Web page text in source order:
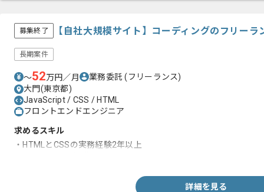
募集終了 【自社大規模サイト】コーディングのフリーラ
長期案件
〜52万円／月 業務委託(フリーランス)
大門(東京都)
JavaScript / CSS / HTML
フロントエンドエンジニア
求めるスキル
・HTMLとCSSの実務経験2年以上
詳細を見る